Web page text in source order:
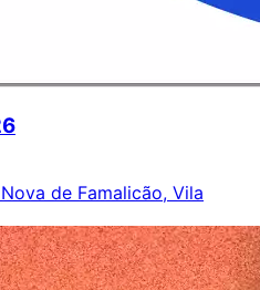
de Famalicão, Vila